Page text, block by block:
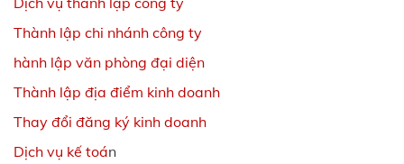
Thành lập chi nhánh công ty
hành lập văn phòng đại diện
Thành lập địa điểm kinh doanh
Thay đổi đăng ký kinh doanh
Dịch vụ kế toán